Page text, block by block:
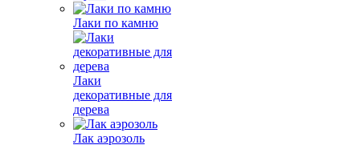
Лаки по камню
Лаки
декоративные для
дерева
Лак аэрозоль